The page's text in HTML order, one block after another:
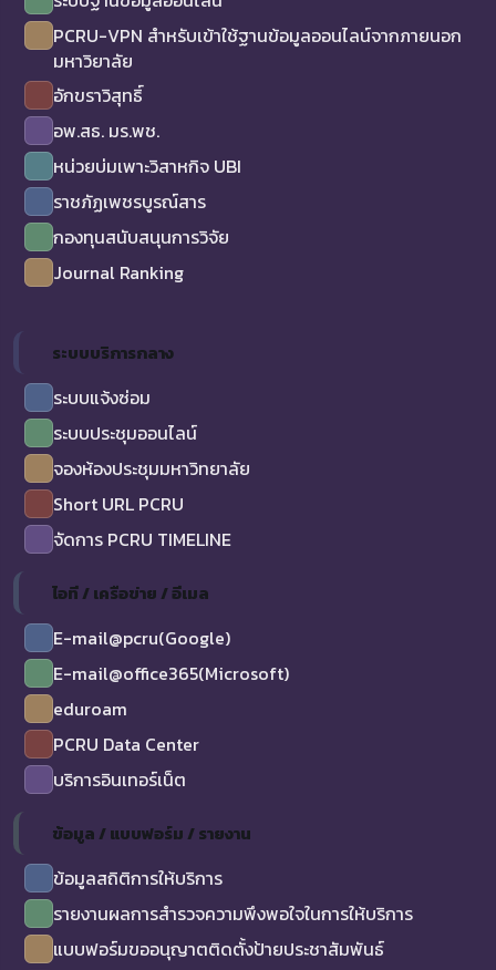
PCRU-VPN สำหรับเข้าใช้ฐานข้อมูลออนไลน์จากภายนอก
มหาวิยาลัย
อักขราวิสุทธิ์
อพ.สธ. มร.พช.
หน่วยบ่มเพาะวิสาหกิจ UBI
ราชภัฏเพชรบูรณ์สาร
กองทุนสนับสนุนการวิจัย
Journal Ranking
ระบบบริการกลาง
ระบบแจ้งซ่อม
ระบบประชุมออนไลน์
จองห้องประชุมมหาวิทยาลัย
Short URL PCRU
จัดการ PCRU TIMELINE
ไอที / เครือข่าย / อีเมล
E-mail@pcru(Google)
E-mail@office365(Microsoft)
eduroam
PCRU Data Center
บริการอินเทอร์เน็ต
ข้อมูล / แบบฟอร์ม / รายงาน
ข้อมูลสถิติการให้บริการ
รายงานผลการสำรวจความพึงพอใจในการให้บริการ
แบบฟอร์มขออนุญาตติดตั้งป้ายประชาสัมพันธ์